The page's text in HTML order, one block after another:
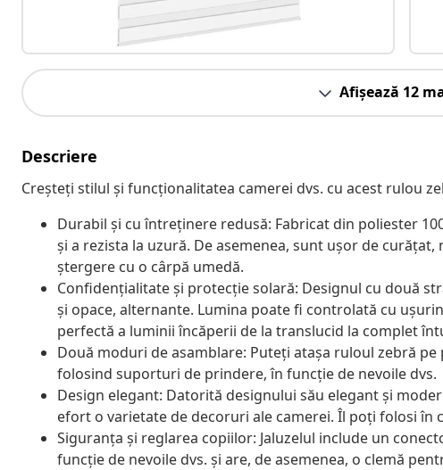
Afișează 12
Descriere
Creșteți stilul și funcționalitatea camerei dvs. cu acest rulou
Durabil și cu întreținere redusă: Fabricat din poliester
și a rezista la uzură. De asemenea, sunt ușor de
ștergere cu o cârpă umedă.
Confidențialitate și protecție solară: Designul cu două
și opace, alternante. Lumina poate fi controlată cu
perfectă a luminii încăperii de la translucid la complet
Două moduri de asamblare: Puteți atașa ruloul zebră
folosind suporturi de prindere, în funcție de nevoile dvs.
Design elegant: Datorită designului său elegant și
efort o varietate de decoruri ale camerei. Îl poți folosi în
Siguranța și reglarea copiilor: Jaluzelul include un
funcție de nevoile dvs. și are, de asemenea, o clemă